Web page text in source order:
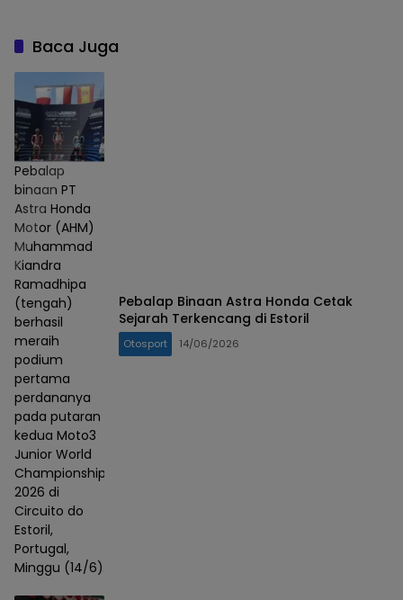
Baca Juga
Pebalap
binaan PT
Astra Honda
Motor (AHM)
Muhammad
Kiandra
Ramadhipa
(tengah)
berhasil
meraih
podium
pertama
perdananya
pada putaran
kedua Moto3
Junior World
Championship
2026 di
Circuito do
Estoril,
Portugal,
Minggu (14/6).
Pebalap Binaan Astra Honda Cetak
Sejarah Terkencang di Estoril
Otosport 14/06/2026